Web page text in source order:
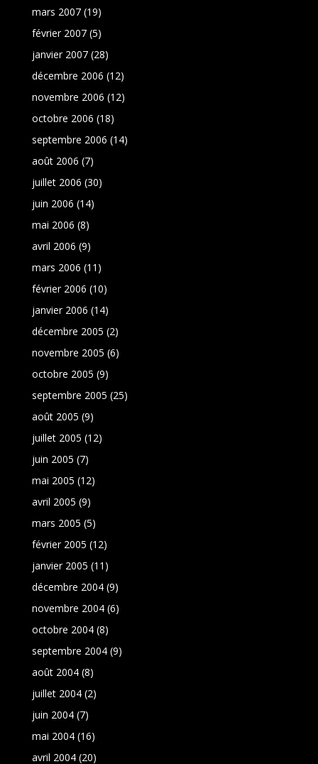
mars 2007(19)
février 2007(5)
janvier 2007(28)
décembre 2006 (12)
novembre 2006 (12)
octobre 2006 (18)
septembre 2006 (14)
août 2006 (7)
juillet 2006 (30)
juin 2006 (14)
mai 2006 (8)
avril 2006 (9)
mars 2006 (11)
février 2006 (10)
janvier 2006 (14)
décembre 2005 (2)
novembre 2005 (6)
octobre 2005 (9)
septembre 2005 (25)
août 2005 (9)
juillet 2005 (12)
juin 2005 (7)
mai 2005 (12)
avril 2005 (9)
mars 2005 (5)
février 2005 (12)
janvier 2005 (11)
décembre 2004(9)
novembre 2004(6)
octobre 2004(8)
septembre 2004(9)
août 2004(8)
juillet 2004(2)
juin 2004(7)
mai 2004(16)
avril 2004(20)